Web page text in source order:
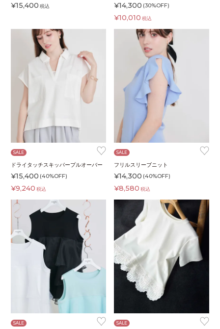
¥15,400 税込 ¥14,300 (30%OFF)
¥10,010 税込
♥
SALE
ドライタッチスキッパープルオーバー
¥15,400 (40%OFF)
¥9,240 税込
♥
SALE
フリルスリーブニット
¥14,300 (40%OFF)
¥8,580 税込
♥
SALE ♥
SALE